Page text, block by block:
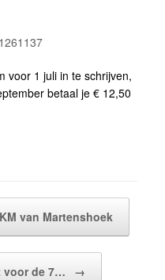
voor 1 juli in te schrijven,
betaal je € 12,50
van Martenshoek
voor de 7… →